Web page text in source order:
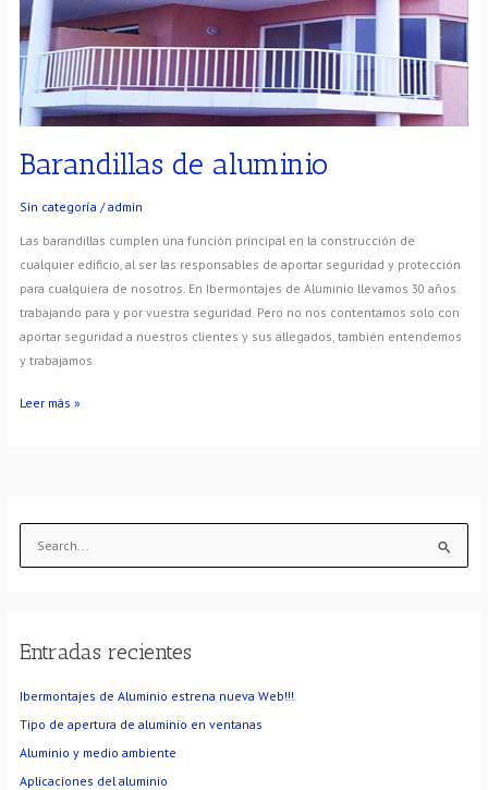
Barandillas de aluminio
Sin categoría /admin
Las barandillas cumplen una función principal en la construcción de
cualquier edificio, al ser las responsables de aportar seguridad y protección
para cualquiera de nosotros. En Ibermontajes de Aluminio llevamos 30 años
trabajando para y por vuestra seguridad. Pero no nos contentamos solo con
aportar seguridad a nuestros clientes y sus allegados, también entendemos
y trabajamos
Leer más »
a
p
o
r
Entradas recientes
Ibermontajes de Aluminio estrena nueva Web!!!
Tipo de apertura de aluminio en ventanas
Aluminio y medio ambiente
Aplicaciones del aluminio